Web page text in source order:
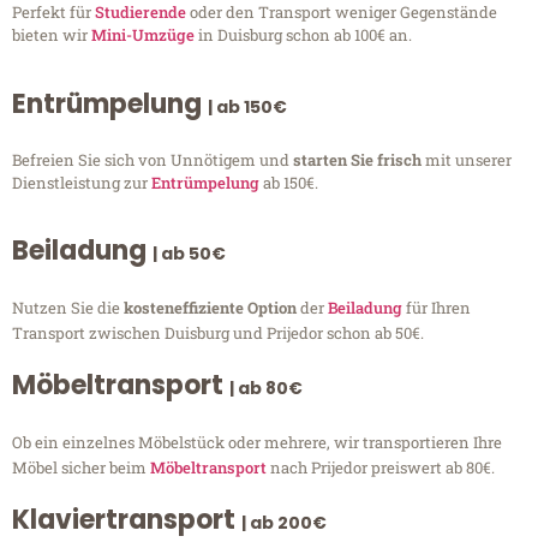
Perfekt fürStudierendeoder den Transport weniger Gegenstände
bieten wirMini-Umzügein Duisburg schon ab 100€ an.
Entrümpelung | ab 150€
Befreien Sie sich von Unnötigem undstarten Sie frischmit unserer
Dienstleistung zurEntrümpelungab 150€.
Beiladung | ab 50€
Nutzen Sie diekosteneffiziente OptionderBeiladungfür Ihren
Transport zwischen Duisburg und Prijedor schon ab 50€.
Möbeltransport | ab 80€
Ob ein einzelnes Möbelstück oder mehrere, wir transportieren Ihre
Möbel sicher beim Möbeltransportnach Prijedor preiswert ab 80€.
Klaviertransport | ab 200€